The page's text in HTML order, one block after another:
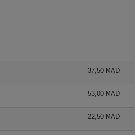
37,50 MAD
53,00 MAD
22,50 MAD